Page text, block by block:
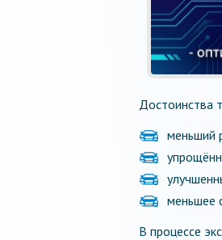
Достоинства
меньший
меньшее
В процессе